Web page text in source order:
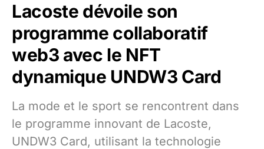
Lacoste dévoile son
programme collaboratif
web3 avec le NFT
dynamique UNDW3 Card
La mode et le sport se rencontrent dans
le programme innovant de Lacoste,
UNDW3 Card, utilisant la technologie